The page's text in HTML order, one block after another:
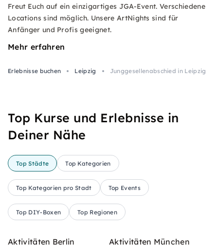
Freut Euch auf ein einzigartiges JGA-Event. Verschiedene
Locations sind möglich. Unsere ArtNights sind für
Anfänger und Profis geeignet.
Mehr erfahren
Erlebnisse buchen Leipzig Junggesellenabschied in Leipzig
Top Kurse und Erlebnisse in
Deiner Nähe
Top Städte Top Kategorien
Top Kategorien pro Stadt Top Events
Top DIY-Boxen Top Regionen
Aktivitäten Berlin Aktivitäten München